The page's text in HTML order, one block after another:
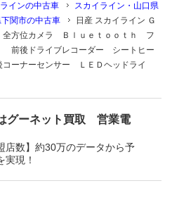
インの中古車
スカイライン・山口県
関市の中古車
日産 スカイライン Ｇ
方位カメラ Ｂｌｕｅｔｏｏｔｈ フ
前後ドライブレコーダー シートヒー
ーナーセンサー ＬＥＤヘッドライ
グーネット買取 営業電
店数】約30万のデータから予
実現！